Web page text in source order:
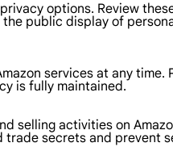
options. Review
public display of
services at any
is fully maintained.
selling activities on
secrets and prevent